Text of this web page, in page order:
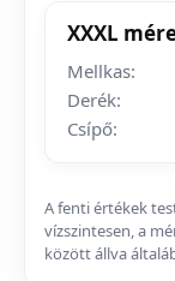
XXXL
Mellkas:
Derék:
Csípő:
A fenti értékek
vízszintesen, a
között állva